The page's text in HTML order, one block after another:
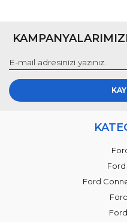
Ford